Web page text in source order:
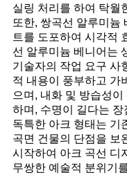
실링 처리를 하여 탁월
또한, 쌍곡선 알루미늄
트를 도포하여 시각적
선 알루미늄 베니어는
기술자의 작업 요구 사
적 내용이 풍부하고 가
으며, 내화 및 방습성
하며, 수명이 길다는 장
독특한 아크 형태는 기
곡면 건물의 단점을 보
시작하여 아크 곡선 디
무쌍한 예술적 분위기